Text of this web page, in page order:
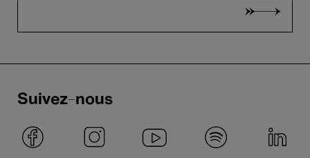
Suivez-nous